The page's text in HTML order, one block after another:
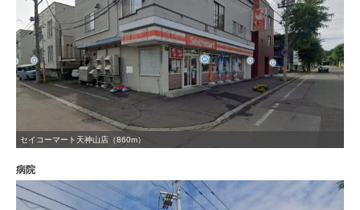
セイコーマート天神山店（860m）
病院